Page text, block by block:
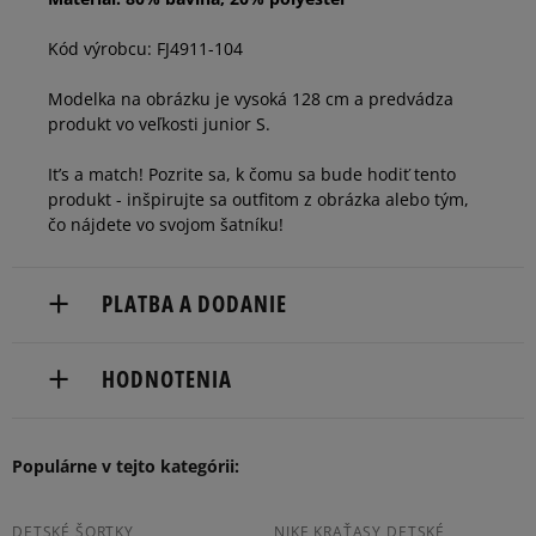
Kód výrobcu: FJ4911-104
Modelka na obrázku je vysoká 128 cm a predvádza
produkt vo veľkosti junior S.
It’s a match! Pozrite sa, k čomu sa bude hodiť tento
produkt - inšpirujte sa outfitom z obrázka alebo tým,
čo nájdete vo svojom šatníku!
PLATBA A DODANIE
kuriér,
boxy: Z-BOX),
HODNOTENIA
Produkt nemá žiadne recenzie
Populárne v tejto kategórii: